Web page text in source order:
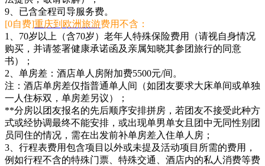
9、已含全程司导服务费。
[0自费]重庆到欧洲旅游费用不含：
1、70岁以上（含70岁）老年人特殊保险费用（请视自身情况
购买，并请签署健康承诺函及亲属知晓其参团旅行的同意
书）；
2、单房差：酒店单人房附加费5500元/间。
注：酒店单房差仅指普通单人间（如团友要求大床单间或单独
一人住标双，单房差另议）；
**分房以团友报名的先后顺序安排拼房，若团友不接受此种方
式或经协调最终不能安排，或出现单男单女且团中无同性别团
员同住的情况，需在出发前补单房差入住单人房；
3、行程表费用包含项目以外或未提及活动项目所需的费用，
例如行程不含的特殊门票、特殊交通、酒店内的私人消费等费